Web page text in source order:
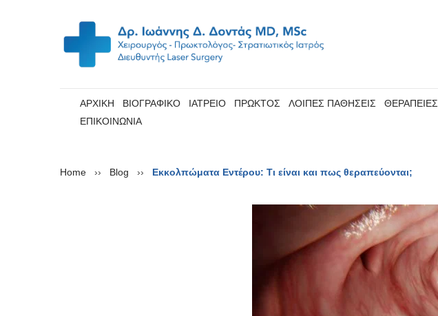
ΑΡΧΙΚΗ ΒΙΟΓΡΑΦΙΚΟ ΙΑΤΡΕΙΟ ΠΡΩΚΤΟΣ ΛΟΙΠΕΣ ΠΑΘΗΣΕΙΣ ΘΕΡΑΠΕΙΕΣ
ΕΠΙΚΟΙΝΩΝΙΑ
Home ›› Blog ›› Εκκολπώματα Εντέρου: Τι είναι και πως θεραπεύονται;